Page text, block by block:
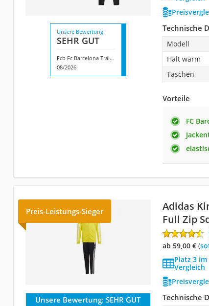
Unsere Bewertung
SEHR GUT
Fcb Fc Barcelona Trainingsanzug
08/2026
Technische
Modell
Hält warm
Taschen
Vorteile
FC
Preis-Leistungs-Sieger
Adidas
Full Zip
ab 59,00 €(
Platz 3
Vergleich
Unsere Bewertung: SEHR GUT Technische